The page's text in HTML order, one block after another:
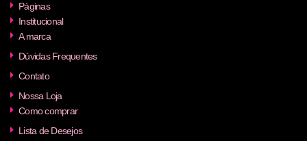
Páginas
Institucional
A marca
Dúvidas Frequentes
Contato
Nossa Loja
Como comprar
Lista de Desejos